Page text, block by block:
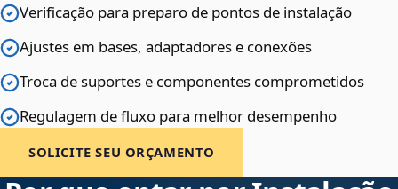
Verificação para preparo de pontos de instalação
Ajustes em bases, adaptadores e conexões
Troca de suportes e componentes comprometidos
Regulagem de fluxo para melhor desempenho
SOLICITE SEU ORÇAMENTO